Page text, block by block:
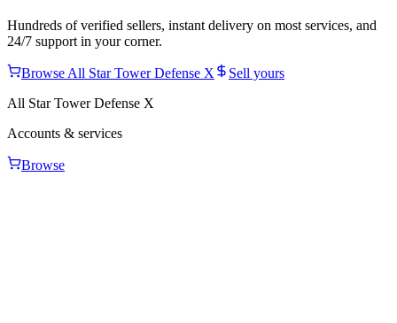
Hundreds of verified sellers, instant delivery on most services, and
24/7 support in your corner.
Browse All Star Tower Defense X
Sell yours
All Star Tower Defense X
Accounts & services
Browse